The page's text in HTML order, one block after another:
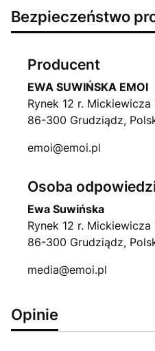
Bezpieczeństwo
Producent
EWA SUWIŃSKA EMOI
Rynek 12 r. Mickiewicza
86-300 Grudziądz,
emoi@emoi.pl
Osoba
Ewa Suwińska
Rynek 12 r. Mickiewicza
86-300 Grudziądz,
media@emoi.pl
Opinie